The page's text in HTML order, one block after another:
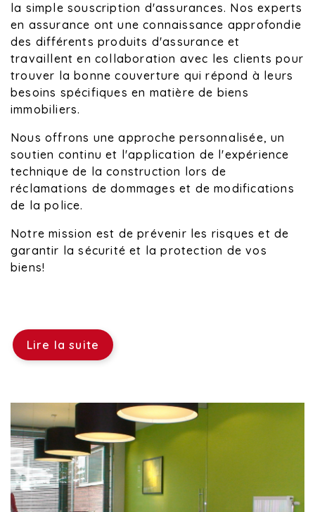
la simple souscription d'assurances. Nos experts
en assurance ont une connaissance approfondie
des différents produits d'assurance et
travaillent en collaboration avec les clients pour
trouver la bonne couverture qui répond à leurs
besoins spécifiques en matière de biens
immobiliers.
Nous offrons une approche personnalisée, un
soutien continu et l'application de l'expérience
technique de la construction lors de
réclamations de dommages et de modifications
de la police.
Notre mission est de prévenir les risques et de
garantir la sécurité et la protection de vos
biens!
Lire la suite